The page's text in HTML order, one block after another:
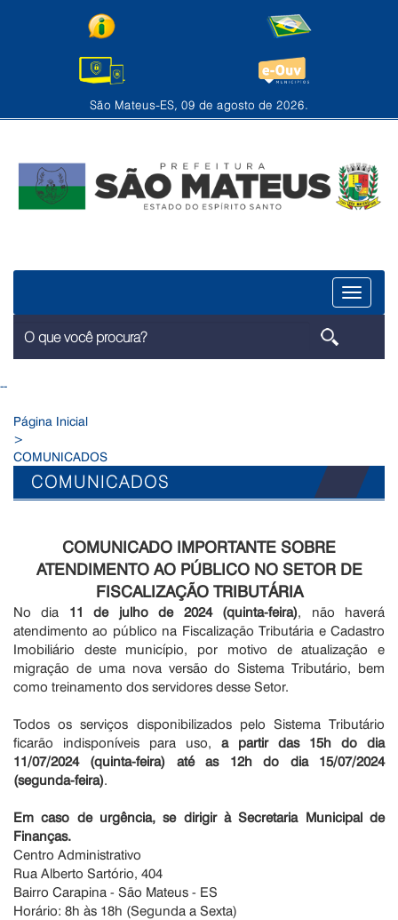
São Mateus-ES, 09 de agosto de 2026.
Menu
--
Página Inicial
>
COMUNICADOS
COMUNICADOS
COMUNICADO IMPORTANTE SOBRE
ATENDIMENTO AO PÚBLICO NO SETOR DE
FISCALIZAÇÃO TRIBUTÁRIA
No dia 11 de julho de 2024 (quinta-feira), não haverá
atendimento ao público na Fiscalização Tributária e Cadastro
Imobiliário deste município, por motivo de atualização e
migração de uma nova versão do Sistema Tributário, bem
como treinamento dos servidores desse Setor.
Todos os serviços disponibilizados pelo Sistema Tributário
ficarão indisponíveis para uso, a partir das 15h do dia
11/07/2024 (quinta-feira) até as 12h do dia 15/07/2024
(segunda-feira).
Em caso de urgência, se dirigir à Secretaria Municipal de
Finanças.
Centro Administrativo
Rua Alberto Sartório, 404
Bairro Carapina - São Mateus - ES
Horário: 8h às 18h (Segunda a Sexta)